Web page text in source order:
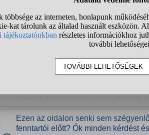
Mért nem tudok értékelni pár embert?
Mi szükség erre az oldalra az AI
válaszok jelentős része személyeskedő,
Ezen az oldalon senki sem
fenntartói előtt? Ők minden kérdést